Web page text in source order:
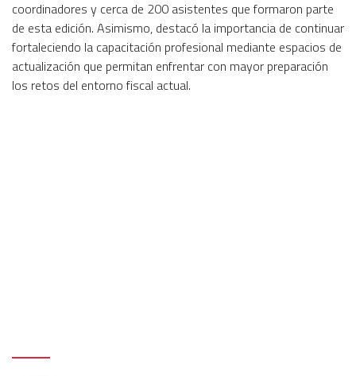
coordinadores y cerca de 200 asistentes que formaron parte
de esta edición. Asimismo, destacó la importancia de continuar
fortaleciendo la capacitación profesional mediante espacios de
actualización que permitan enfrentar con mayor preparación
los retos del entorno fiscal actual.